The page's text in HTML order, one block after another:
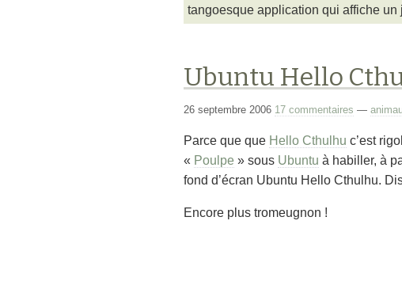
tangoesque application qui affiche un
Ubuntu Hello
26 septembre 2006 17 commentaires —
Parce que que Hello Cthulhu c’est
« Poulpe » sous Ubuntu à habiller, à
fond d’écran Ubuntu Hello Cthulhu.
Encore plus tromeugnon !